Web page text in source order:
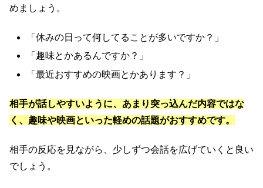
めましょう。
「休みの日って何してることが多いですか？」
「趣味とかあるんですか？」
「最近おすすめの映画とかあります？」
相手が話しやすいように、あまり突っ込んだ内容ではな
く、趣味や映画といった軽めの話題がおすすめです。
相手の反応を見ながら、少しずつ会話を広げていくと良い
でしょう。